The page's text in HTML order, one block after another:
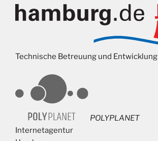
Technische Betreuung und Entwicklung
POLYPLANET
Internetagentur